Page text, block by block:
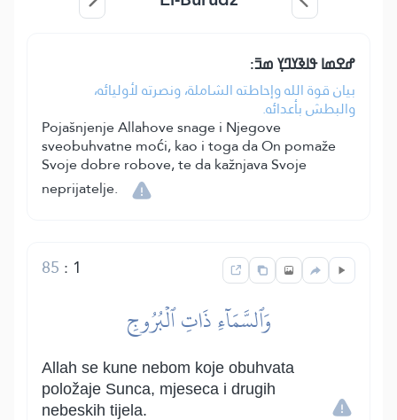
ߝߐߘߊ ߟߊߢߌߣߌ߲ ߘߏ߫:
بيان قوة الله وإحاطته الشاملة، ونصرته لأوليائه،
والبطش بأعدائه.
Pojašnjenje Allahove snage i Njegove
sveobuhvatne moći, kao i toga da On pomaže
Svoje dobre robove, te da kažnjava Svoje
neprijatelje.
1
:
85
وَٱلسَّمَآءِ ذَاتِ ٱلۡبُرُوجِ
Allah se kune nebom koje obuhvata
položaje Sunca, mjeseca i drugih
nebeskih tijela.